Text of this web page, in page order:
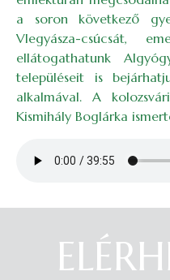
a soron következő
Vlegyásza-csúcsát,
ellátogathatunk
településeit is
alkalmával. A
Kismihály Boglárka